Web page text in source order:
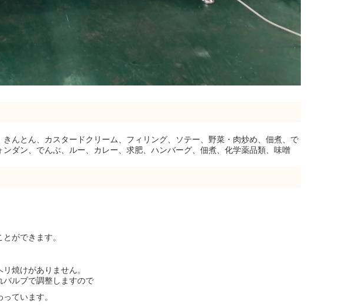
んとん、カスタードクリーム、フィリング、ソテー、野菜・肉炒め、佃煮、で
ダン、でんぶ、ルー、カレー、求肥、ハンバーグ、佃煮、化学薬品類、味噌
ができます。
焼けがありません。
バルブで調整しますので
ています。